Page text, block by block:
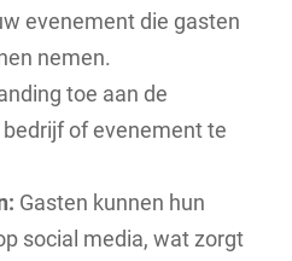
evenement die gasten
nemen.
toe aan de
of evenement te
Gasten kunnen hun
social media, wat zorgt